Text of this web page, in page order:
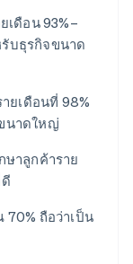
เดือน 93%–
บธุรกิจขนาด
ยเดือนที่ 98%
นาดใหญ่
ษาลูกค้าราย
ถือว่าเป็น